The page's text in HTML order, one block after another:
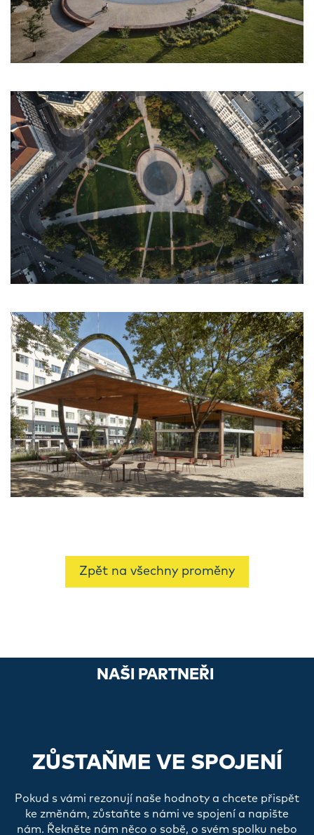
Zpět na všechny proměny
NAŠI PARTNEŘI
ZŮSTAŇME VE SPOJENÍ
Pokud s vámi rezonují naše hodnoty a chcete přispět
ke změnám, zůstaňte s námi ve spojení a napište
nám. Řekněte nám něco o sobě, o svém spolku nebo